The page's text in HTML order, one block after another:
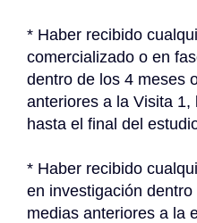
* Haber recibido
comercializado o en
dentro de los 4 meses
anteriores a la Visita
hasta el final del
* Haber recibido
en investigación
medias anteriores a la